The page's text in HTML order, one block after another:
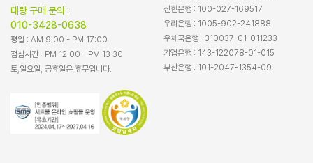
대량 구매 문의 :
010-3428-0638
평일 : AM 9:00 - PM 17:00
점심시간 : PM 12:00 - PM 13:30
토,일요일, 공휴일은 휴무입니다.
신한은행 : 100-027-169517
우리은행 : 1005-902-241888
우체국은행 : 310037-01-011233
기업은행 : 143-122078-01-015
부산은행 : 101-2047-1354-09